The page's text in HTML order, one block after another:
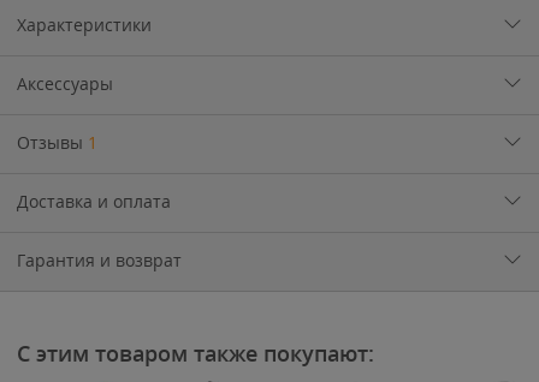
Характеристики
Аксессуары
Отзывы 1
Доставка и оплата
Гарантия и возврат
С этим товаром также покупают: